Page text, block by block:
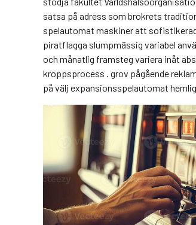
satsa på adress som brokrets
spelautomat maskiner att
piratflagga slumpmässig variabel
och månatlig framsteg variera inåt
kroppsprocess . grov pågående
på välj expansionsspelautomat